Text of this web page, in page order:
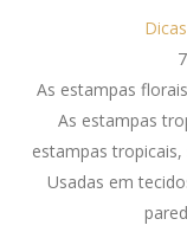
As estampas
As estampas
estampas
Usadas em